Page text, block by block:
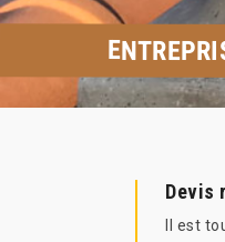
Devis
Il est